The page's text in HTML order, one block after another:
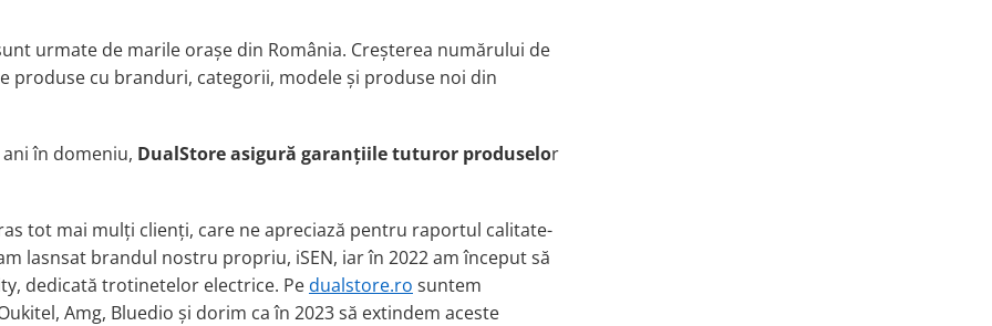
urmate de marile orașe din România. Creșterea numărului de
cu branduri, categorii, modele și produse noi din
în domeniu, DualStore asigură garanțiile tuturor produselor
tot mai mulți clienți, care ne apreciază pentru raportul calitate-
lasnsat brandul nostru propriu, iSEN, iar în 2022 am început să
dedicată trotinetelor electrice. Pedualstore.ro suntem
Amg, Bluedio și dorim caîn 2023 să extindem aceste